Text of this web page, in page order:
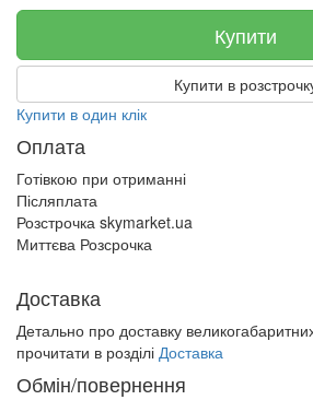
Купити
Купити в
Купити в один клік
Оплата
Готівкою при отриманні
Післяплата
Розстрочка skymarket.ua
Миттєва Розсрочка
Доставка
Детально про доставку
прочитати в розділі Доставка
Обмін/повернення